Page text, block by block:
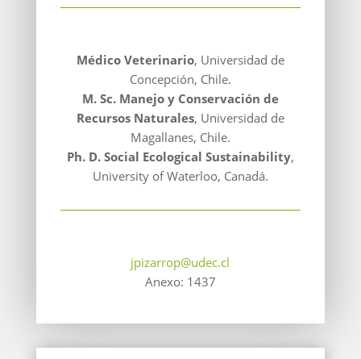
Médico Veterinario, Universidad de
Concepción, Chile.
M. Sc. Manejo y Conservación de
Recursos Naturales, Universidad de
Magallanes, Chile.
Ph. D. Social Ecological Sustainability,
University of Waterloo, Canadá.
jpizarrop@udec.cl
Anexo: 1437